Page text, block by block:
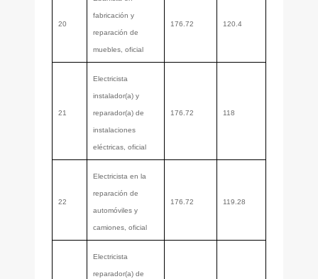
20
fabricación y
reparación de
muebles, oficial
176.72 120.4
21
Electricista
instalador(a) y
reparador(a) de
instalaciones
eléctricas, oficial
176.72 118
22
Electricista en la
reparación de
automóviles y
camiones, oficial
176.72 119.28
Electricista
reparador(a) de